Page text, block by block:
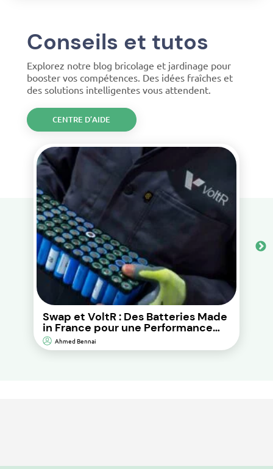
Conseils et tutos
Explorez notre blog bricolage et jardinage pour
booster vos compétences. Des idées fraîches et
des solutions intelligentes vous attendent.
CENTRE D’AIDE
Swap et VoltR : Des Batteries Made
in France pour une Performance
Durable et d’Impact
Environnemental Réduit.
Ahmed Bennai